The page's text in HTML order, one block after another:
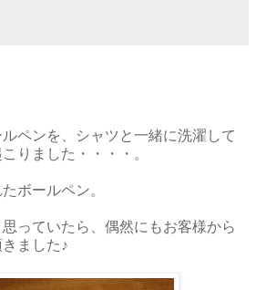
ペンを、シャツと一緒に洗濯して
りました・・・・。
ボールペン。
っていたら、偶然にもお客様から
ました♪